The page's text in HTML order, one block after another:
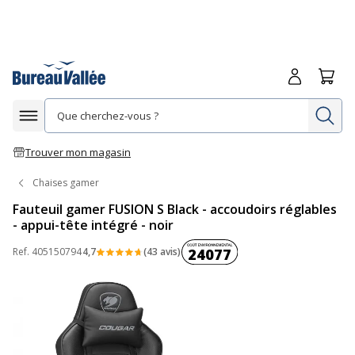
Afficher la navigation
Trouver mon magasin
Me
Chaises gamer
Fauteuil gamer FUSION S Black - accoudoirs réglables
- appui-tête intégré - noir
Ref. 4051507944,7 (43 avis)Coût environnemental :
24077